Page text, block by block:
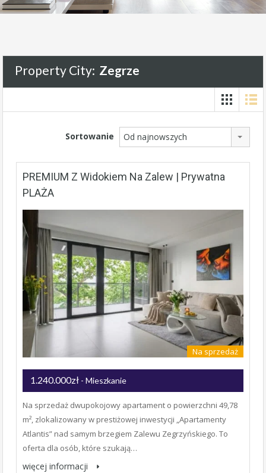
Property City: Zegrze
Sortowanie Od najnowszych
PREMIUM Z Widokiem Na Zalew | Prywatna
PLAŻA
Na sprzedaż
1.240.000zł - Mieszkanie
Na sprzedaż dwupokojowy apartament o powierzchni 49,78
m², zlokalizowany w prestiżowej inwestycji „Apartamenty
Atlantis” nad samym brzegiem Zalewu Zegrzyńskiego. To
oferta dla osób, które szukają…
więcej informacji